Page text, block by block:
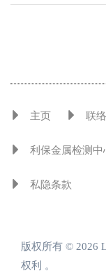
主页 联
利保金属检测中
私隐条款
版权所有 © 2026
权利 。